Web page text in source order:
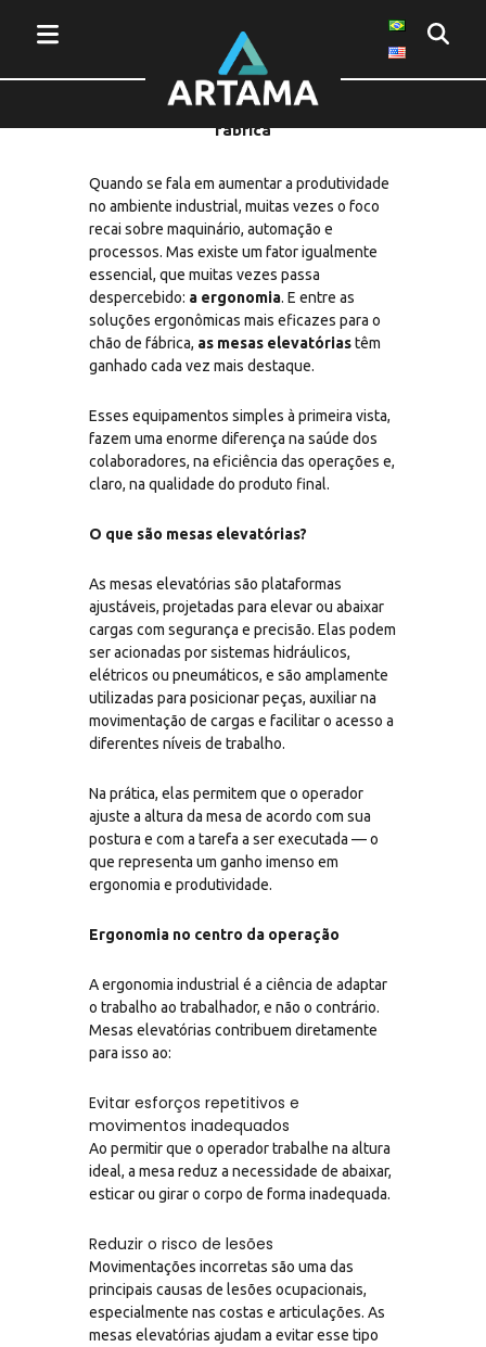
Ergonomia e produtividade: o papel
fábrica
Quando se fala em aumentar a produtividade
no ambiente industrial, muitas vezes o foco
recai sobre maquinário, automação e
processos. Mas existe um fator igualmente
essencial, que muitas vezes passa
despercebido: a ergonomia. E entre as
soluções ergonômicas mais eficazes para o
chão de fábrica, as mesas elevatóriastêm
ganhado cada vez mais destaque.
Esses equipamentos simples à primeira vista,
fazem uma enorme diferença na saúde dos
colaboradores, na eficiência das operações e,
claro, na qualidade do produto final.
O que são mesas elevatórias?
As mesas elevatórias são plataformas
ajustáveis, projetadas para elevar ou abaixar
cargas com segurança e precisão. Elas podem
ser acionadas por sistemas hidráulicos,
elétricos ou pneumáticos, e são amplamente
utilizadas para posicionar peças, auxiliar na
movimentação de cargas e facilitar o acesso a
diferentes níveis de trabalho.
Na prática, elas permitem que o operador
ajuste a altura da mesa de acordo com sua
postura e com a tarefa a ser executada — o
que representa um ganho imenso em
ergonomia e produtividade.
Ergonomia no centro da operação
A ergonomia industrial é a ciência de adaptar
o trabalho ao trabalhador, e não o contrário.
Mesas elevatórias contribuem diretamente
para isso ao:
Evitar esforços repetitivos e
movimentos inadequados
Ao permitir que o operador trabalhe na altura
ideal, a mesa reduz a necessidade de abaixar,
esticar ou girar o corpo de forma inadequada.
Reduzir o risco de lesões
Movimentações incorretas são uma das
principais causas de lesões ocupacionais,
especialmente nas costas e articulações. As
mesas elevatórias ajudam a evitar esse tipo